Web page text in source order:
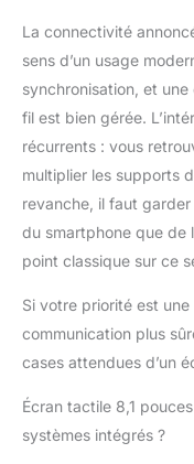
La connectivité
sens d’un usage
synchronisation, et
fil est bien gérée.
récurrents : vous
multiplier les supports
revanche, il faut
du smartphone que de
point classique sur ce
Si votre priorité est
communication plus
cases attendues d’un
Écran tactile 8,1
systèmes intégrés ?